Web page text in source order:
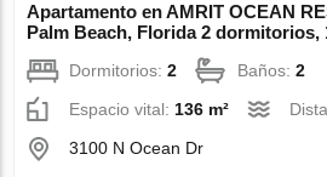
Apartamento en AMRIT OCEAN
Palm Beach, Florida 2
Dormitorios:2 Baños:2
Espacio vital: 136 m²
3100 N Ocean Dr